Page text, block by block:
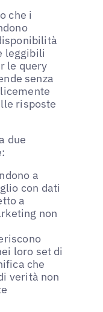
che i
leggibili
le query
senza
risposte
due
a
con dati
a
non
loro set di
che
verità non